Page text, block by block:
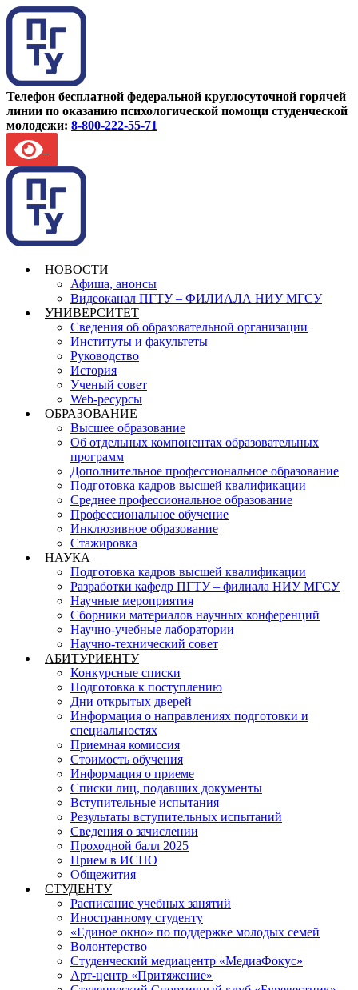
Телефон бесплатной федеральной круглосуточной горячей
линии по оказанию психологической помощи студенческой
молодежи: 8-800-222-55-71
НОВОСТИ
Афиша, анонсы
Видеоканал ПГТУ – ФИЛИАЛА НИУ МГСУ
УНИВЕРСИТЕТ
Сведения об образовательной организации
Институты и факультеты
Руководство
История
Ученый совет
Web-ресурсы
ОБРАЗОВАНИЕ
Высшее образование
Об отдельных компонентах образовательных
программ
Дополнительное профессиональное образование
Подготовка кадров высшей квалификации
Среднее профессиональное образование
Профессиональное обучение
Инклюзивное образование
Стажировка
НАУКА
Подготовка кадров высшей квалификации
Разработки кафедр ПГТУ – филиала НИУ МГСУ
Научные мероприятия
Сборники материалов научных конференций
Научно-учебные лаборатории
Научно-технический совет
АБИТУРИЕНТУ
Конкурсные списки
Подготовка к поступлению
Дни открытых дверей
Информация о направлениях подготовки и
специальностях
Приемная комиссия
Стоимость обучения
Информация о приеме
Списки лиц, подавших документы
Вступительные испытания
Результаты вступительных испытаний
Сведения о зачислении
Проходной балл 2025
Прием в ИСПО
Общежития
СТУДЕНТУ
Расписание учебных занятий
Иностранному студенту
«Единое окно» по поддержке молодых семей
Волонтерство
Студенческий медиацентр «МедиаФокус»
Арт-центр «Притяжение»